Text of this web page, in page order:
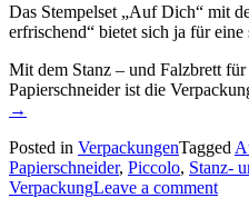
Das Stempelset „Auf Dich“ mit
erfrischend“ bietet sich ja für
Mit dem Stanz – und Falzbrett
Papierschneider ist die
→
Posted in VerpackungenTagged
Papierschneider, Piccolo, Stanz-
VerpackungLeave a comment